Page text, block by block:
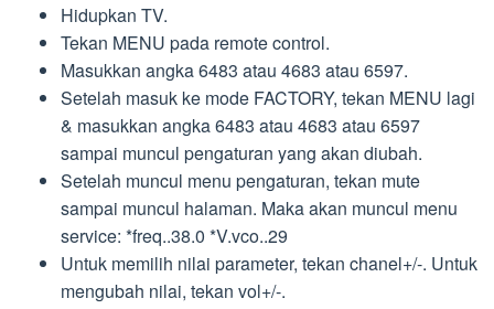
Hidupkan TV.
Tekan MENU pada remote control.
Masukkan angka 6483 atau 4683 atau 6597.
Setelah masuk ke mode FACTORY, tekan MENU lagi
& masukkan angka 6483 atau 4683 atau 6597
sampai muncul pengaturan yang akan diubah.
Setelah muncul menu pengaturan, tekan mute
sampai muncul halaman. Maka akan muncul menu
service: *freq..38.0 *V.vco..29
Untuk memilih nilai parameter, tekan chanel+/-. Untuk
mengubah nilai, tekan vol+/-.